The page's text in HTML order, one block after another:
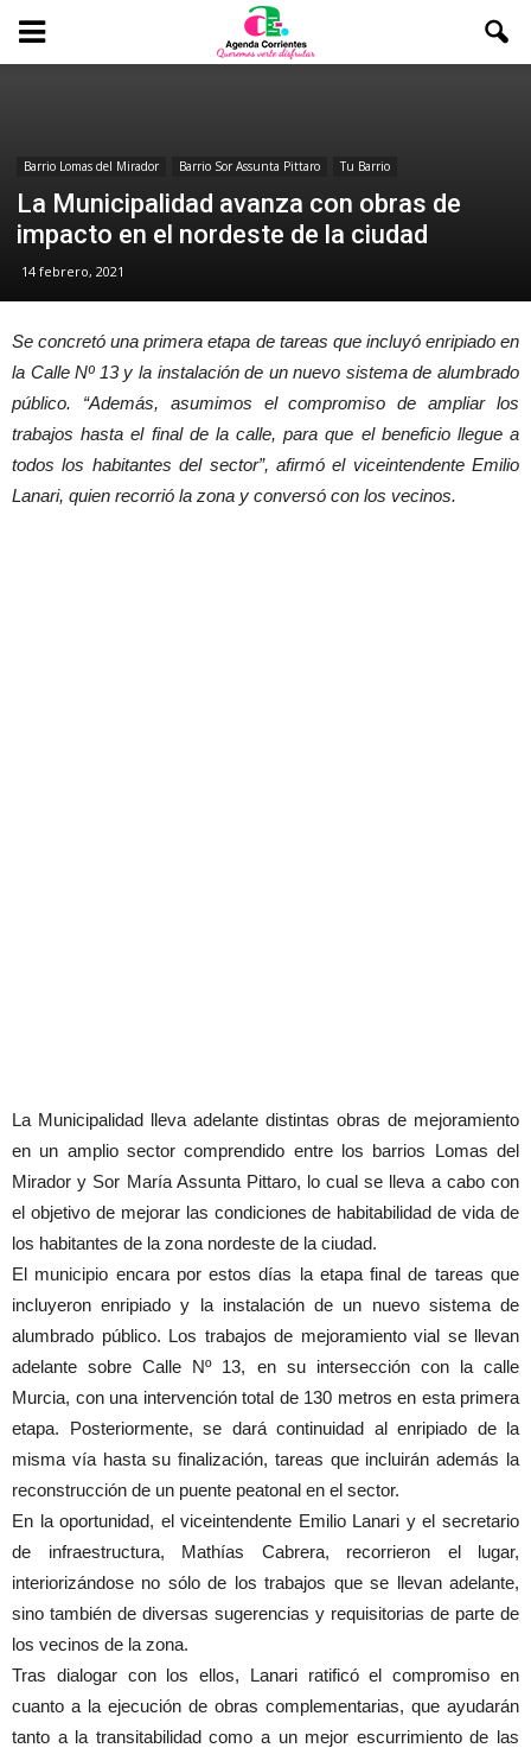
Barrio Lomas del Mirador Barrio Sor Assunta Pittaro Tu Barrio
La Municipalidad avanza con obras de
impacto en el nordeste de la ciudad
14 febrero, 2021
Se concretó una primera etapa de tareas que incluyó enripiado en
la Calle Nº 13 y la instalación de un nuevo sistema de alumbrado
público. “Además, asumimos el compromiso de ampliar los
trabajos hasta el final de la calle, para que el beneficio llegue a
todos los habitantes del sector”, afirmó el viceintendente Emilio
Lanari, quien recorrió la zona y conversó con los vecinos.
La Municipalidad lleva adelante distintas obras de mejoramiento
en un amplio sector comprendido entre los barrios Lomas del
Mirador y Sor María Assunta Pittaro, lo cual se lleva a cabo con
el objetivo de mejorar las condiciones de habitabilidad de vida de
los habitantes de la zona nordeste de la ciudad.
El municipio encara por estos días la etapa final de tareas que
incluyeron enripiado y la instalación de un nuevo sistema de
alumbrado público. Los trabajos de mejoramiento vial se llevan
adelante sobre Calle Nº 13, en su intersección con la calle
Murcia, con una intervención total de 130 metros en esta primera
etapa. Posteriormente, se dará continuidad al enripiado de la
misma vía hasta su finalización, tareas que incluirán además la
reconstrucción de un puente peatonal en el sector.
En la oportunidad, el viceintendente Emilio Lanari y el secretario
de infraestructura, Mathías Cabrera, recorrieron el lugar,
interiorizándose no sólo de los trabajos que se llevan adelante,
sino también de diversas sugerencias y requisitorias de parte de
los vecinos de la zona.
Tras dialogar con los ellos, Lanari ratificó el compromiso en
cuanto a la ejecución de obras complementarias, que ayudarán
tanto a la transitabilidad como a un mejor escurrimiento de las